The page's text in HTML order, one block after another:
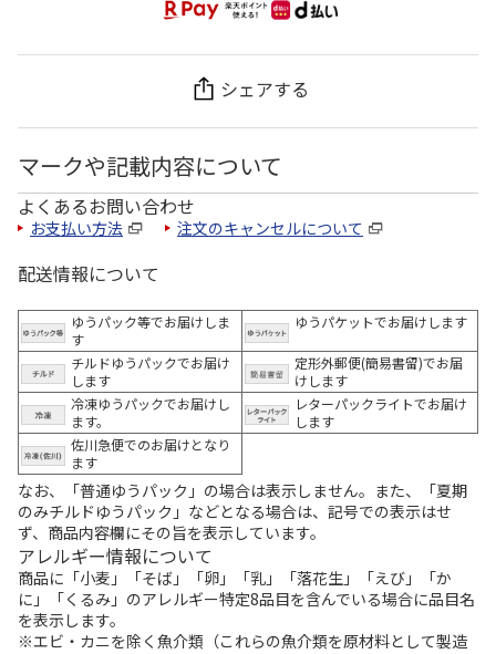
シェアする
マークや記載内容について
よくあるお問い合わせ
お支払い方法 注文のキャンセルについて
配送情報について
ゆうパック等でお届けしま
す
ゆうパケットでお届けします
チルドゆうパックでお届け
します
定形外郵便(簡易書留)でお届
けします
冷凍ゆうパックでお届けし
ます。
レターパックライトでお届け
します
佐川急便でのお届けとなり
ます
なお、「普通ゆうパック」の場合は表示しません。また、「夏期
のみチルドゆうパック」などとなる場合は、記号での表示はせ
ず、商品内容欄にその旨を表示しています。
アレルギー情報について
商品に「小麦」「そば」「卵」「乳」「落花生」「えび」「か
に」「くるみ」のアレルギー特定8品目を含んでいる場合に品目名
を表示します。
※エビ・カニを除く魚介類（これらの魚介類を原材料として製造